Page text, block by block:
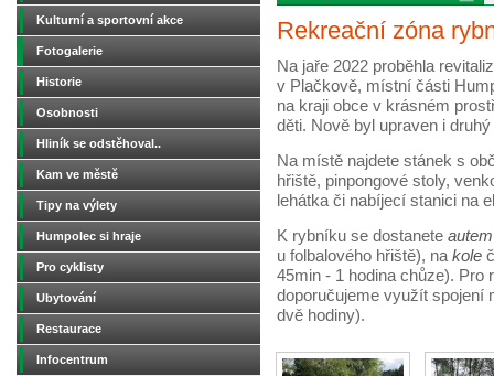
Kulturní a sportovní akce
Fotogalerie
Historie
Osobnosti
Hliník se odstěhoval..
Kam ve městě
Tipy na výlety
Humpolec si hraje
Pro cyklisty
Ubytování
Restaurace
Infocentrum
Rekreační zóna
Na jaře 2022 proběhla
v Plačkově, místní části
na kraji obce v krásném
děti. Nově byl upraven i
Na místě najdete stánek s
hřiště, pinpongové stoly,
lehátka či nabíjecí stanici na
K rybníku se dostanete
u folbalového hřiště), na kole
45min - 1 hodina chůze). Pro
doporučujeme využít spojení
dvě hodiny).